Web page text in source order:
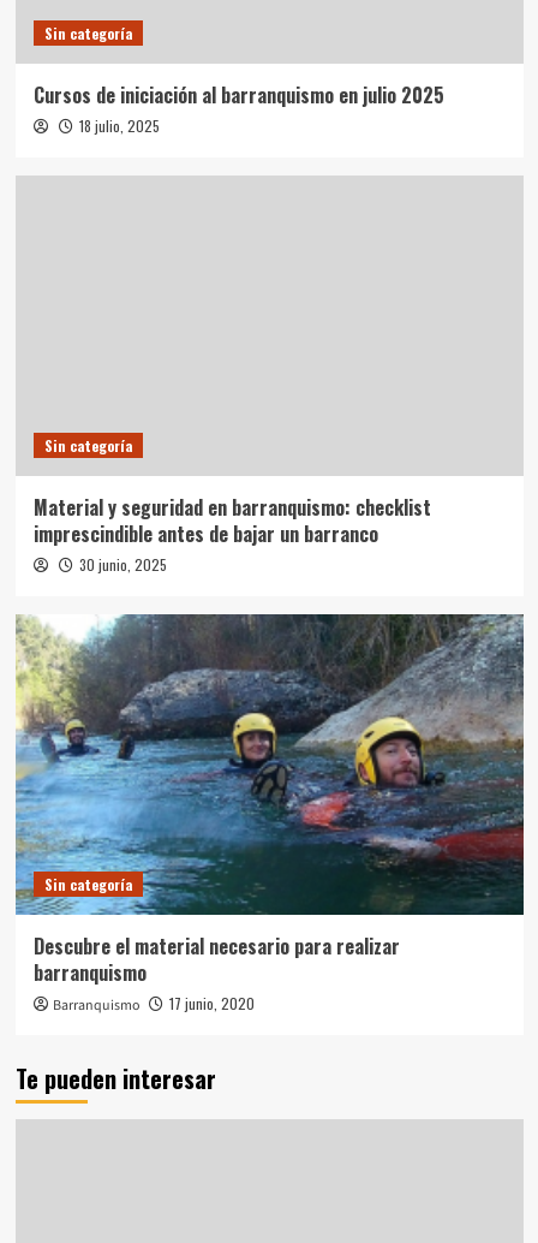
Sin categoría
Cursos de iniciación al barranquismo en julio 2025
18 julio, 2025
Sin categoría
Material y seguridad en barranquismo: checklist
imprescindible antes de bajar un barranco
30 junio, 2025
Sin categoría
Descubre el material necesario para realizar
barranquismo
Barranquismo 17 junio, 2020
Te pueden interesar